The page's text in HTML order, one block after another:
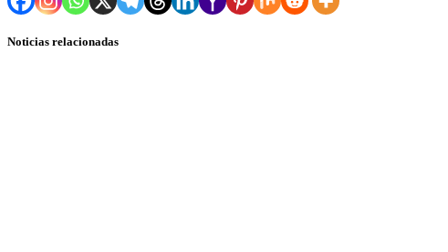
Noticias relacionadas